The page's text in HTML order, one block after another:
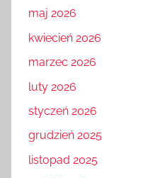
maj 2026
kwiecień 2026
marzec 2026
luty 2026
styczeń 2026
grudzień 2025
listopad 2025